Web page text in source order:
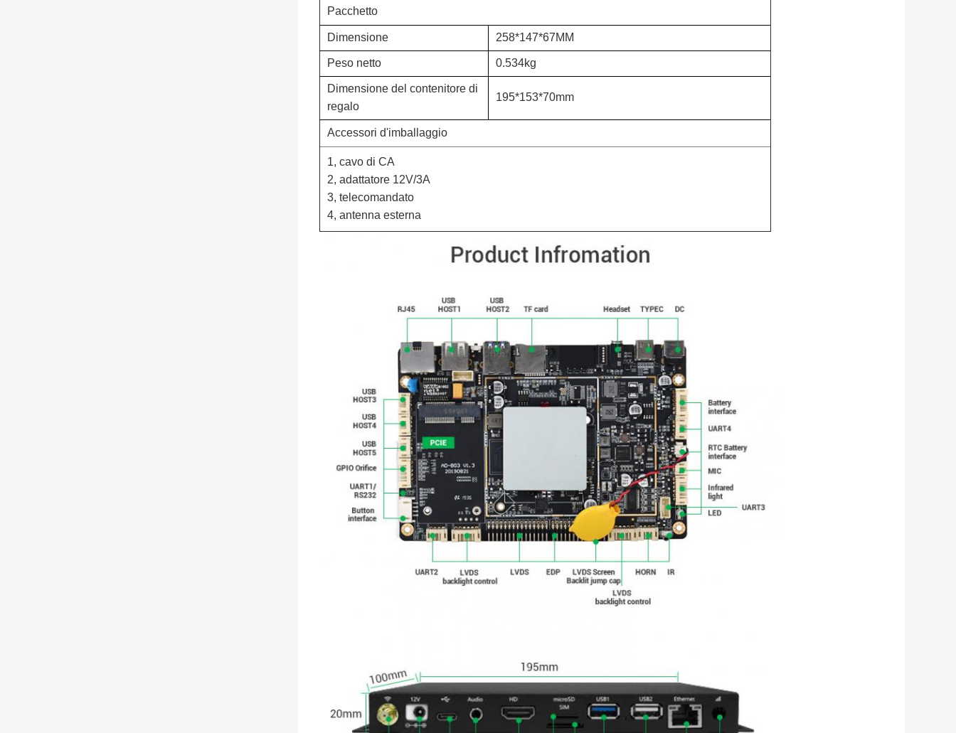
Pacchetto
Dimensione 258*147*67MM
Peso netto 0.534kg
Dimensione del contenitore di
regalo
195*153*70mm
Accessori d'imballaggio
1, cavo di CA
2, adattatore 12V/3A
3, telecomandato
4, antenna esterna